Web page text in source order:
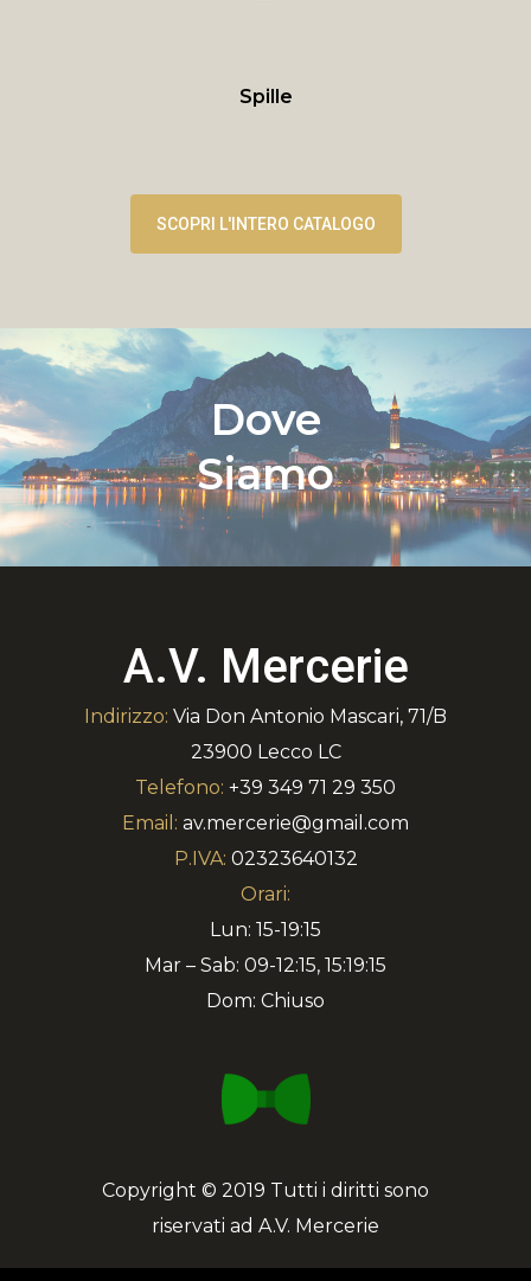
Spille
SCOPRI L'INTERO CATALOGO
Dove
Siamo
A.V. Mercerie
Indirizzo: Via Don Antonio Mascari, 71/B
23900 Lecco LC
Telefono: +39 349 71 29 350
Email: av.mercerie@gmail.com
P.IVA: 02323640132
Orari:
Lun: 15-19:15
Mar – Sab: 09-12:15, 15:19:15
Dom: Chiuso
Copyright © 2019 Tutti i diritti sono
riservati ad A.V. Mercerie